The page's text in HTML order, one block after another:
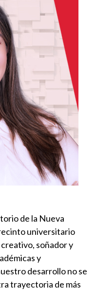
de la Nueva
universitario
soñador y
y
desarrollo no se
trayectoria de más